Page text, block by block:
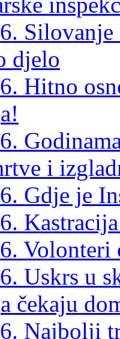
djelo
Hitno
i
Gdje je
Volonteri
Uskrs u
čekaju
Najbolji